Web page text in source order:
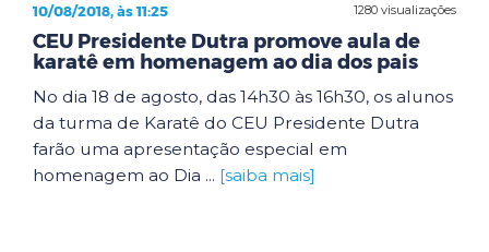
1280 visualizações
10/08/2018, às 11:25
CEU Presidente Dutra promove aula de
karatê em homenagem ao dia dos pais
No dia 18 de agosto, das 14h30 às 16h30, os alunos
da turma de Karatê do CEU Presidente Dutra
farão uma apresentação especial em
homenagem ao Dia ... [saiba mais]